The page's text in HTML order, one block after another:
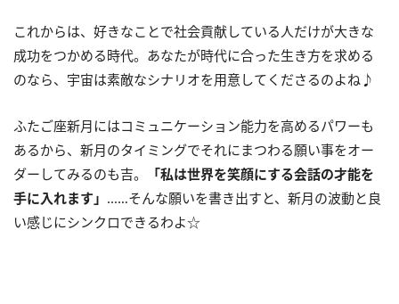
これからは、好きなことで社会貢献している人だけが大きな
成功をつかめる時代。あなたが時代に合った生き方を求める
のなら、宇宙は素敵なシナリオを用意してくださるのよね♪
ふたご座新月にはコミュニケーション能力を高めるパワーも
あるから、新月のタイミングでそれにまつわる願い事をオー
ダーしてみるのも吉。
「私は世界を笑顔にする会話の才能を
手に入れます」 ……そんな願いを書き出すと、新月の波動と良
い感じにシンクロできるわよ☆